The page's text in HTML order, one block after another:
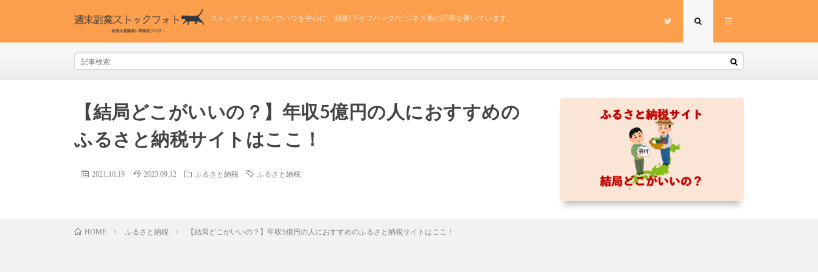
ストックフォトのノウハウを中心に、副業/ライフハック/ビジネス系の記事を書いています。
【結局どこがいいの？】年収5億円の人におすすめの
ふるさと納税サイトはここ！
2021.10.19 2023.09.12 ふるさと納税 ふるさと納税
HOME ふるさと納税 【結局どこがいいの？】年収5億円の人におすすめのふるさと納税サイトはここ！